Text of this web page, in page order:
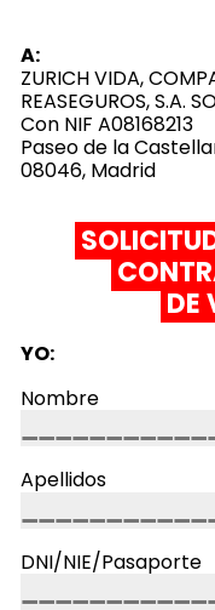
A:
ZURICH VIDA,
REASEGUROS, S.A.
Con NIF A08168213
Paseo de la
08046, Madrid
DE
YO:
Nombre
Apellidos
DNI/NIE/Pasaporte